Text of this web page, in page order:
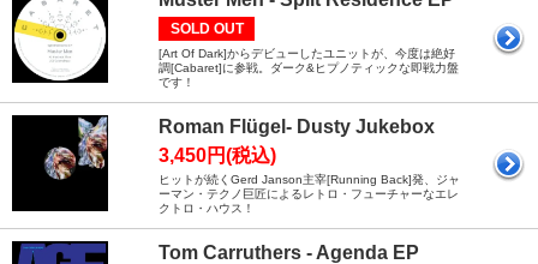
SOLD OUT
[Art Of Dark]からデビューしたユニットが、今度は絶好
調[Cabaret]に参戦。ダーク&ヒプノティックな即戦力盤
です！
Roman Flügel- Dusty Jukebox
3,450円(税込)
ヒットが続くGerd Janson主宰[Running Back]発、ジャ
ーマン・テクノ巨匠によるレトロ・フューチャーなエレ
クトロ・ハウス！
Tom Carruthers - Agenda EP